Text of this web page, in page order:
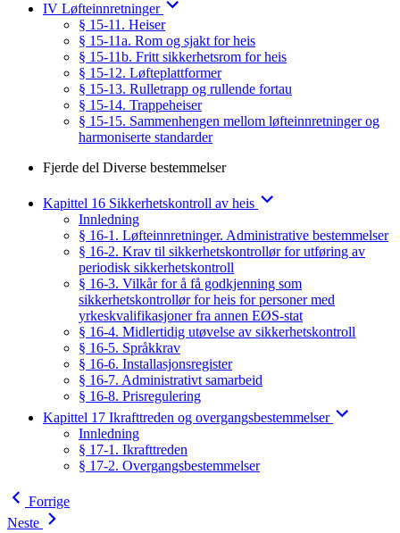
IV Løfteinnretninger
§ 15-11. Heiser
§ 15-11a. Rom og sjakt for heis
§ 15-11b. Fritt sikkerhetsrom for heis
§ 15-12. Løfteplattformer
§ 15-13. Rulletrapp og rullende fortau
§ 15-14. Trappeheiser
§ 15-15. Sammenhengen mellom løfteinnretninger og
harmoniserte standarder
Fjerde del Diverse bestemmelser
Kapittel 16 Sikkerhetskontroll av heis
Innledning
§ 16-1. Løfteinnretninger. Administrative bestemmelser
§ 16-2. Krav til sikkerhetskontrollør for utføring av
periodisk sikkerhetskontroll
§ 16-3. Vilkår for å få godkjenning som
sikkerhetskontrollør for heis for personer med
yrkeskvalifikasjoner fra annen EØS-stat
§ 16-4. Midlertidig utøvelse av sikkerhetskontroll
§ 16-5. Språkkrav
§ 16-6. Installasjonsregister
§ 16-7. Administrativt samarbeid
§ 16-8. Prisregulering
Kapittel 17 Ikrafttreden og overgangsbestemmelser
Innledning
§ 17-1. Ikrafttreden
§ 17-2. Overgangsbestemmelser
Forrige
Neste